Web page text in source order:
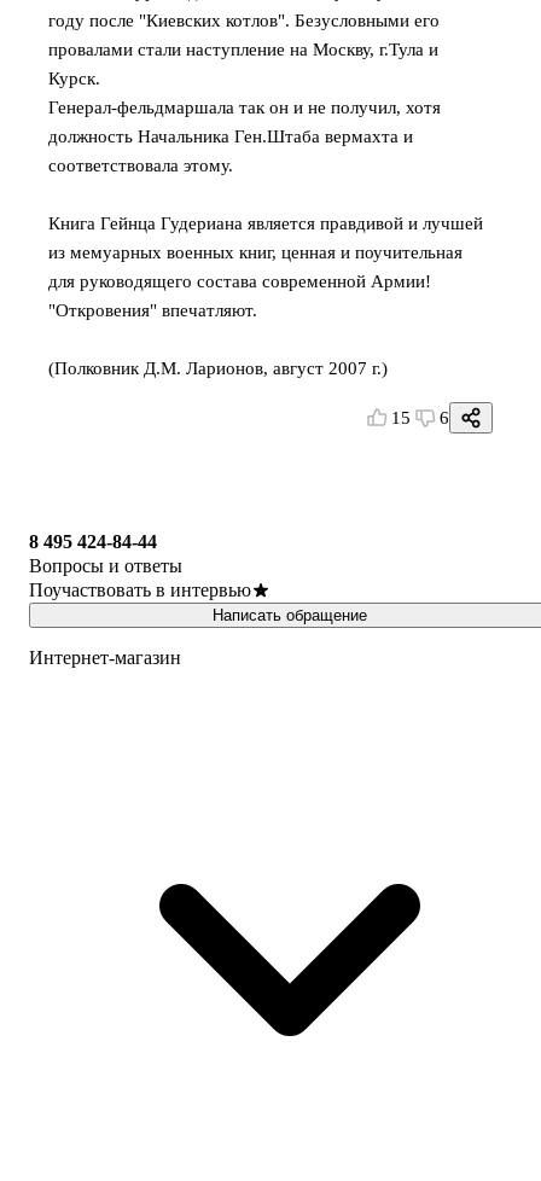
году после "Киевских котлов". Безусловными его
провалами стали наступление на Москву, г.Тула и
Курск.
Генерал-фельдмаршала так он и не получил, хотя
должность Начальника Ген.Штаба вермахта и
соответствовала этому.
Книга Гейнца Гудериана является правдивой и лучшей
из мемуарных военных книг, ценная и поучительная
для руководящего состава современной Армии!
"Откровения" впечатляют.
(Полковник Д.М. Ларионов, август 2007 г.)
15 6
8 495 424-84-44
Вопросы и ответы
Поучаствовать в интервью
Написать обращение
Интернет-магазин